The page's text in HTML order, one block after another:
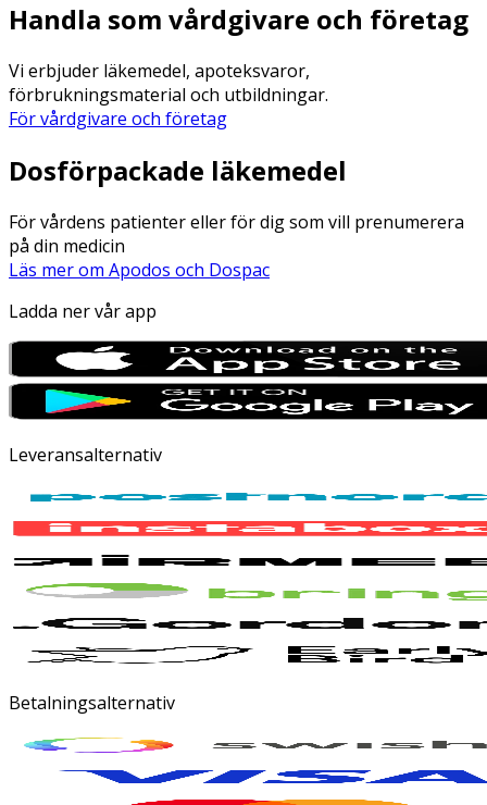
Handla som vårdgivare och företag
Vi erbjuder läkemedel, apoteksvaror,
förbrukningsmaterial och utbildningar.
För vårdgivare och företag
Dosförpackade läkemedel
För vårdens patienter eller för dig som vill prenumerera
på din medicin
Läs mer om Apodos och Dospac
Ladda ner vår app
Leveransalternativ
Betalningsalternativ